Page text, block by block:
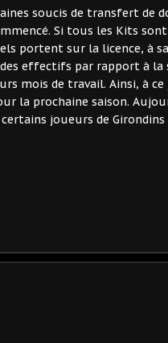
soucis de transfert de
Si tous les Kits
portent sur la licence, à
effectifs par rapport à la
mois de travail. Ainsi, à
la prochaine saison.
joueurs de Girondins